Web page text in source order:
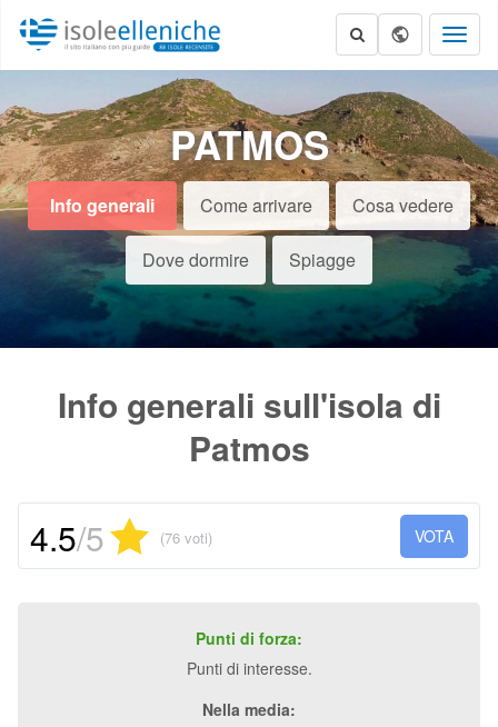
PATMOS
Info generali Come arrivare Cosa vedere
Dove dormire Spiagge
Info generali sull'isola di
Patmos
VOTA
4.5/5 (76 voti)
Punti di forza:
Punti di interesse.
Nella media: